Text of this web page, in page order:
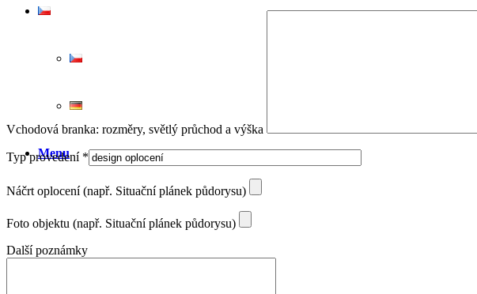
Menu
Vchodová branka: rozměry, světlý průchod a výška
Typ provedení *
Náčrt oplocení (např. Situační plánek půdorysu)
Foto objektu (např. Situační plánek půdorysu)
Další poznámky